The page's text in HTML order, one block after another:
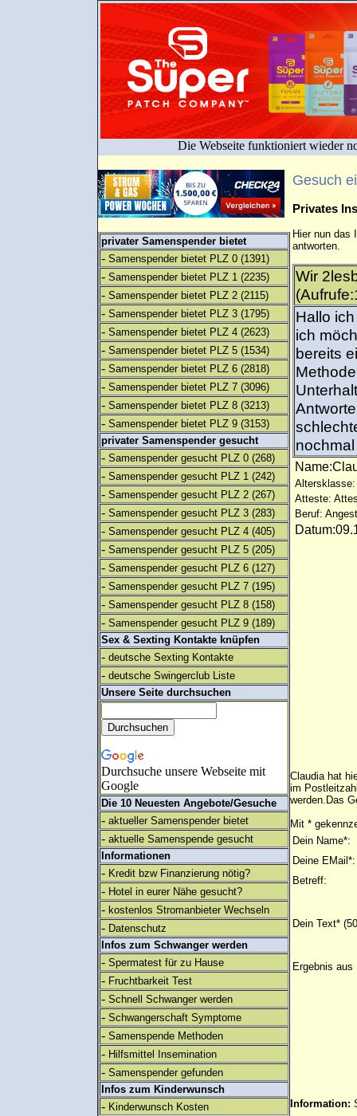
Die Webseite funktioniert wieder
privater Samenspender bietet
- Samenspender bietet PLZ 0 (1391)
- Samenspender bietet PLZ 1 (2235)
- Samenspender bietet PLZ 2 (2115)
- Samenspender bietet PLZ 3 (1795)
- Samenspender bietet PLZ 4 (2623)
- Samenspender bietet PLZ 5 (1534)
- Samenspender bietet PLZ 6 (2818)
- Samenspender bietet PLZ 7 (3096)
- Samenspender bietet PLZ 8 (3213)
- Samenspender bietet PLZ 9 (3153)
privater Samenspender gesucht
- Samenspender gesucht PLZ 0 (268)
- Samenspender gesucht PLZ 1 (242)
- Samenspender gesucht PLZ 2 (267)
- Samenspender gesucht PLZ 3 (283)
- Samenspender gesucht PLZ 4 (405)
- Samenspender gesucht PLZ 5 (205)
- Samenspender gesucht PLZ 6 (127)
- Samenspender gesucht PLZ 7 (195)
- Samenspender gesucht PLZ 8 (158)
- Samenspender gesucht PLZ 9 (189)
Sex & Sexting Kontakte knüpfen
- deutsche Sexting Kontakte
- deutsche Swingerclub Liste
Unsere Seite durchsuchen
Durchsuche unsere Webseite mit
Google
Die 10 Neuesten Angebote/Gesuche
- aktueller Samenspender bietet
- aktuelle Samenspende gesucht
Informationen
- Kredit bzw Finanzierung nötig?
- Hotel in eurer Nähe gesucht?
- kostenlos Stromanbieter Wechseln
- Datenschutz
Infos zum Schwanger werden
- Spermatest für zu Hause
- Fruchtbarkeit Test
- Schnell Schwanger werden
- Schwangerschaft Symptome
- Samenspende Methoden
- Hilfsmittel Insemination
- Samenspender gefunden
Infos zum Kinderwunsch
- Kinderwunsch Kosten
Gesuch
Privates
Hier nun das
antworten.
Wir
Hallo
ich
bereits
Altersklasse:
Atteste:
Beruf:
Claudia hat
im
werden.Das
Mit *
Dein Name*:
Deine EMail*:
Betreff:
Dein Text*
Ergebnis aus
Information: